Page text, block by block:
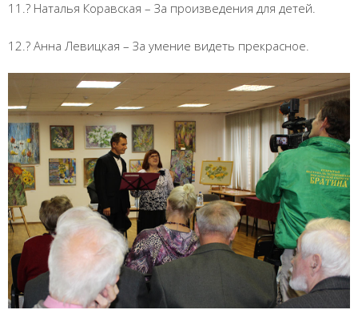
11.? Наталья Коравская – За произведения для детей.
12.? Анна Левицкая – За умение видеть прекрасное.